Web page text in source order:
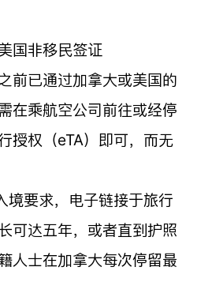
国非移民签证
前已通过加拿大或美国的
在乘航空公司前往或经停
授权（eTA）即可，而无
境要求，电子链接于旅行
可达五年，或者直到护照
人士在加拿大每次停留最